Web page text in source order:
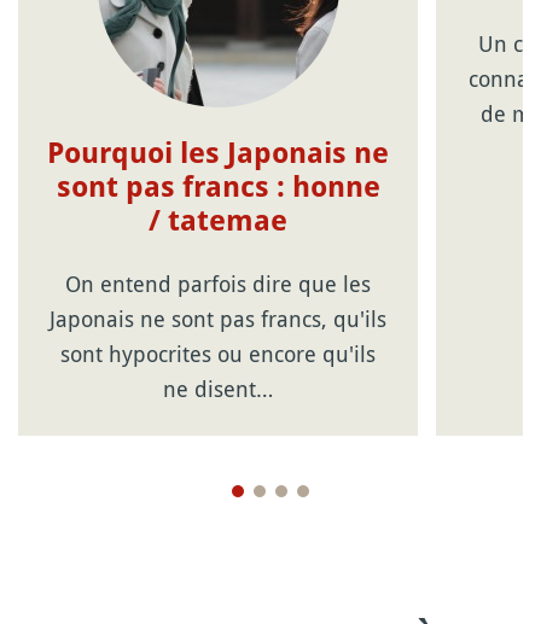
Pourquoi les Japonais ne
sont pas francs : honne
/ tatemae
On entend parfois dire que les
Japonais ne sont pas francs, qu'ils
sont hypocrites ou encore qu'ils
ne disent…
Un
de